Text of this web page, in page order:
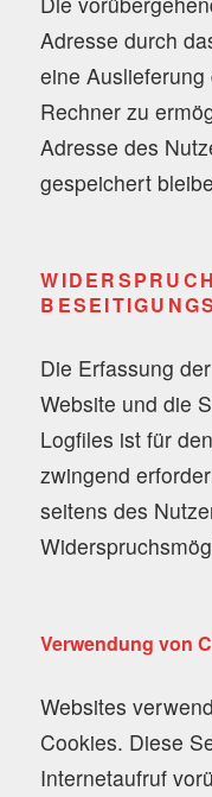
Adresse durch
eine
Rechner zu
Adresse des
gespeichert
Die Erfassung
Website und die
Logfiles ist für
zwingend
seitens des
Verwendung von
Websites
Cookies. Diese
Internetaufruf